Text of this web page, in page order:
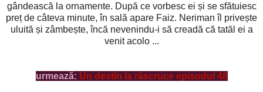
gândească la ornamente. După ce vorbesc ei și se sfătuiesc
preț de câteva minute, în sală apare Faiz. Neriman îl privește
uluită și zâmbește, încă nevenindu-i să creadă că tatăl ei a
venit acolo ...
urmează: Un destin la răscruce episodul 48